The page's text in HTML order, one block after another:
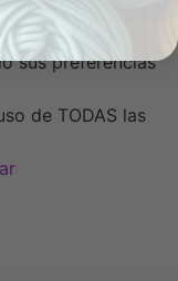
brindarle la
sus preferencias
de TODAS las